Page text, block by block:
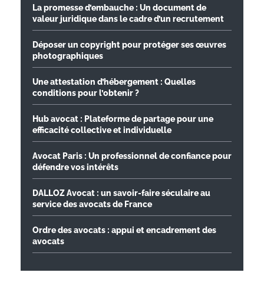
La promesse d’embauche : Un document de
valeur juridique dans le cadre d’un recrutement
Déposer un copyright pour protéger ses œuvres
photographiques
Une attestation d’hébergement : Quelles
conditions pour l’obtenir ?
Hub avocat : Plateforme de partage pour une
efficacité collective et individuelle
Avocat Paris : Un professionnel de confiance pour
défendre vos intérêts
DALLOZ Avocat : un savoir-faire séculaire au
service des avocats de France
Ordre des avocats : appui et encadrement des
avocats